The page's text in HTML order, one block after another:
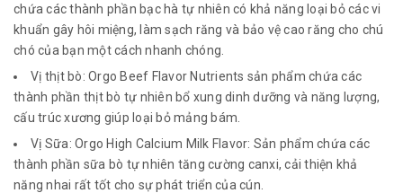
chứa các thành phần bạc hà tự nhiên có khả năng loại bỏ các vi
khuẩn gây hôi miệng, làm sạch răng và bảo vệ cao răng cho chú
chó của bạn một cách nhanh chóng.
Vị thịt bò: Orgo Beef Flavor Nutrients sản phẩm chứa các
thành phần thịt bò tự nhiên bổ xung dinh dưỡng và năng lượng,
cấu trúc xương giúp loại bỏ mảng bám.
Vị Sữa: Orgo High Calcium Milk Flavor: Sản phẩm chứa các
thành phần sữa bò tự nhiên tăng cường canxi, cải thiện khả
năng nhai rất tốt cho sự phát triển của cún.